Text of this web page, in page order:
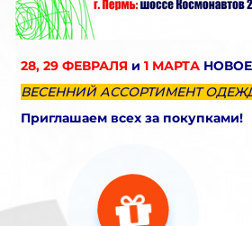
28, 29 ФЕВРАЛЯ и 1 МАРТА
ВЕСЕННИЙ АССОРТИМЕНТ
Приглашаем всех за покупками!